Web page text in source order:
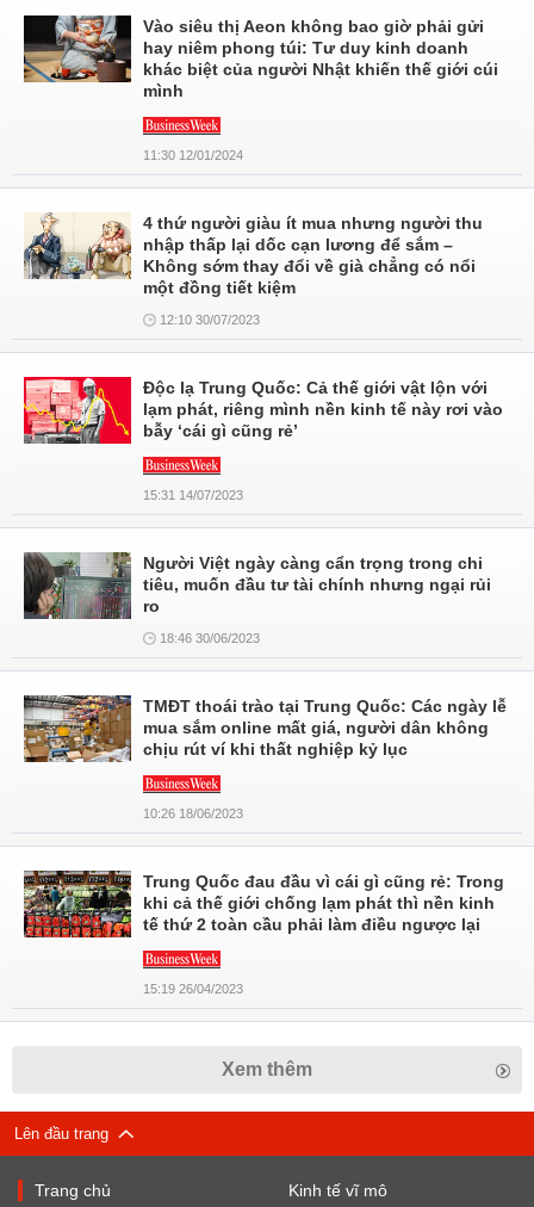
Vào siêu thị Aeon không bao giờ phải gửi
hay niêm phong túi: Tư duy kinh doanh
khác biệt của người Nhật khiến thế giới cúi
mình
11:30 12/01/2024
4 thứ người giàu ít mua nhưng người thu
nhập thấp lại dốc cạn lương để sắm –
Không sớm thay đổi về già chẳng có nổi
một đồng tiết kiệm
12:10 30/07/2023
Độc lạ Trung Quốc: Cả thế giới vật lộn với
lạm phát, riêng mình nền kinh tế này rơi vào
bẫy ‘cái gì cũng rẻ’
15:31 14/07/2023
Người Việt ngày càng cẩn trọng trong chi
tiêu, muốn đầu tư tài chính nhưng ngại rủi
ro
18:46 30/06/2023
TMĐT thoái trào tại Trung Quốc: Các ngày lễ
mua sắm online mất giá, người dân không
chịu rút ví khi thất nghiệp kỷ lục
10:26 18/06/2023
Trung Quốc đau đầu vì cái gì cũng rẻ: Trong
khi cả thế giới chống lạm phát thì nền kinh
tế thứ 2 toàn cầu phải làm điều ngược lại
15:19 26/04/2023
Xem thêm
Lên đầu trang
Trang chủ Kinh tế vĩ mô